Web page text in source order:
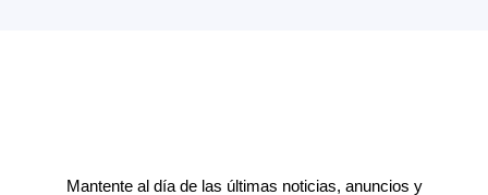
Mantente al día de las últimas noticias, anuncios y